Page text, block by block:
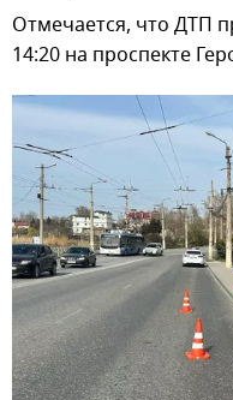
Отмечается, что ДТП
14:20 на проспекте